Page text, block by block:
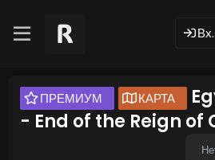
Вход
ПРЕМИУМ КАРТА
- End of the Reign of